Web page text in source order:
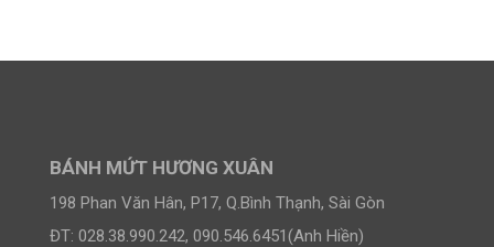
BÁNH MỨT HƯƠNG XUÂN
198 Phan Văn Hân, P17, Q.Bình Thạnh, Sài Gòn
ĐT: 028.38.990.242, 090.546.6451(Anh Hiền)